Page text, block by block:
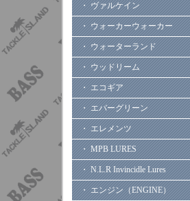
・ ヴァルケイン
・ ウォーカーウォーカー
・ ウォーターランド
・ ウッドリーム
・ エコギア
・ エバーグリーン
・ エレメンツ
・ MPB LURES
・ N.L.R Invincidle Lures
・ エンジン（ENGINE）